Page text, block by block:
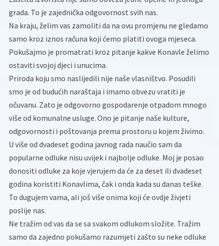
grada. To je zajednička odgovornost svih nas.
Na kraju, želim vas zamoliti da na ovu promjenu ne gledamo
samo kroz iznos računa koji ćemo platiti ovoga mjeseca.
Pokušajmo je promatrati kroz pitanje kakve Konavle želimo
ostaviti svojoj djeci i unucima.
Priroda koju smo naslijedili nije naše vlasništvo. Posudili
smo je od budućih naraštaja i imamo obvezu vratiti je
očuvanu. Zato je odgovorno gospodarenje otpadom mnogo
više od komunalne usluge. Ono je pitanje naše kulture,
odgovornosti i poštovanja prema prostoru u kojem živimo.
U više od dvadeset godina javnog rada naučio sam da
popularne odluke nisu uvijek i najbolje odluke. Moj je posao
donositi odluke za koje vjerujem da će za deset ili dvadeset
godina koristiti Konavlima, čak i onda kada su danas teške.
To dugujem vama, ali još više onima koji će ovdje živjeti
poslije nas.
Ne tražim od vas da se sa svakom odlukom složite. Tražim
samo da zajedno pokušamo razumjeti zašto su neke odluke